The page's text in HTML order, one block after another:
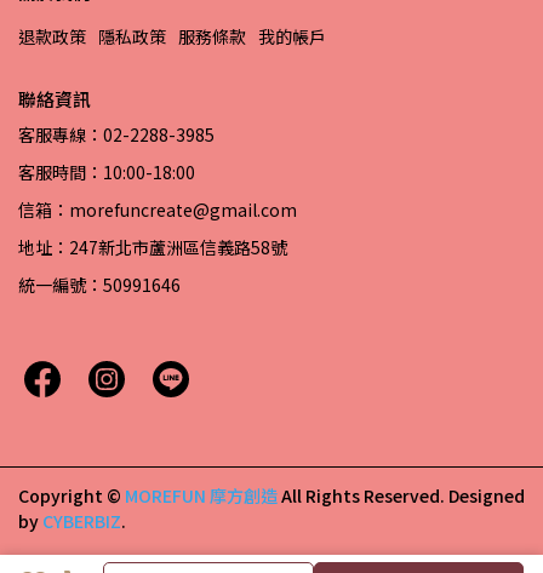
退款政策 隱私政策 服務條款 我的帳戶
聯絡資訊
客服專線：02-2288-3985
客服時間：10:00-18:00
信箱：morefuncreate@gmail.com
地址：247新北市蘆洲區信義路58號
統一編號：50991646
Copyright © MOREFUN 摩方創造All Rights Reserved. Designed
by CYBERBIZ.